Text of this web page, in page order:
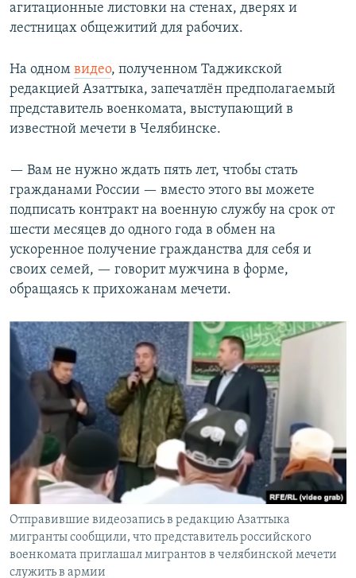
агитационные листовки на стенах, дверях и
лестницах общежитий для рабочих.
На одном видео, полученном Таджикской
редакцией Азаттыка, запечатлён предполагаемый
представитель военкомата, выступающий в
известной мечети в Челябинске.
— Вам не нужно ждать пять лет, чтобы стать
гражданами России — вместо этого вы можете
подписать контракт на военную службу на срок от
шести месяцев до одного года в обмен на
ускоренное получение гражданства для себя и
своих семей, — говорит мужчина в форме,
обращаясь к прихожанам мечети.
Отправившие видеозапись в редакцию Азаттыка
мигранты сообщили, что представитель российского
военкомата приглашал мигрантов в челябинской мечети
служить в армии